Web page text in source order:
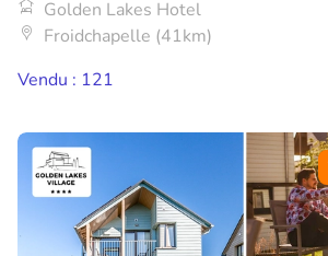
Golden Lakes Hotel
Froidchapelle (41km)
Vendu : 121